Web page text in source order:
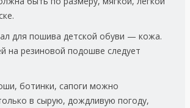
для пошива детской обуви — кожа.
на резиновой подошве следует
ботинки, сапоги можно
в сырую, дождливую погоду,